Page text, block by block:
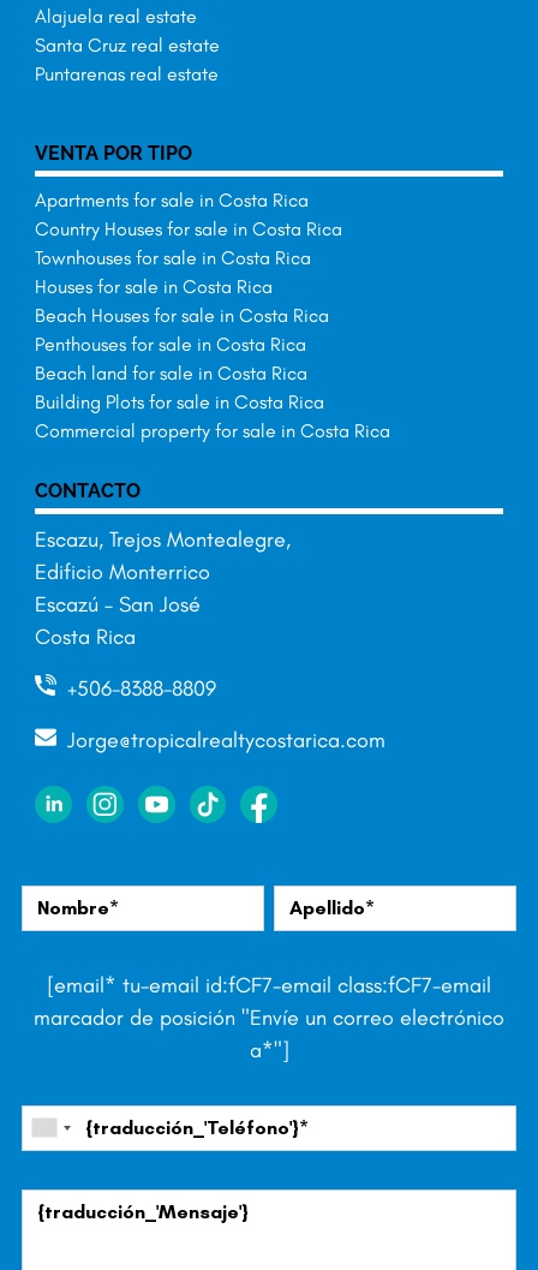
Alajuela real estate
Santa Cruz real estate
Puntarenas real estate
VENTA POR TIPO
Apartments for sale in Costa Rica
Country Houses for sale in Costa Rica
Townhouses for sale in Costa Rica
Houses for sale in Costa Rica
Beach Houses for sale in Costa Rica
Penthouses for sale in Costa Rica
Beach land for sale in Costa Rica
Building Plots for sale in Costa Rica
Commercial property for sale in Costa Rica
CONTACTO
Escazu, Trejos Montealegre,
Edificio Monterrico
Escazú – San José
Costa Rica
+506-8388-8809
Jorge@tropicalrealtycostarica.com
[email* tu-email id:fCF7-email class:fCF7-email
marcador de posición "Envíe un correo electrónico
a*"]